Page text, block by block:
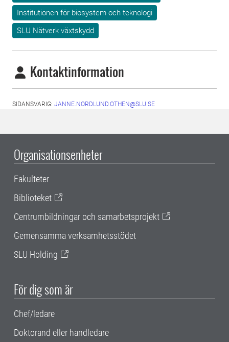
Institutionen för biosystem och teknologi
SLU Nätverk växtskydd
Kontaktinformation
SIDANSVARIG: JANNE.NORDLUND.OTHEN@SLU.SE
Organisationsenheter
Fakulteter
Biblioteket
Centrumbildningar och samarbetsprojekt
Gemensamma verksamhetsstödet
SLU Holding
För dig som är
Chef/ledare
Doktorand eller handledare